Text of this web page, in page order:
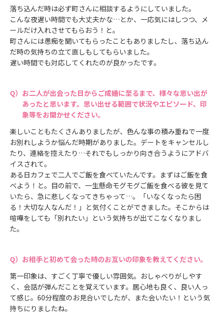
落ち込んだ時は必ず町さんに相談するようにしていました。
こんな夜遅い時間でも大丈夫かな…とか、一応気にはしつつ、メ
ールだけ入れさせてもらおう！と。
町さんには愚痴を聞いてもらったこともありましたし、落ち込ん
だ時の気持ちの立て直しもしてもらいました。
遅い時間でも対応してくれたのが良かったです。
お二人が出会った日からご成婚に至るまで、様々な思い出が
あったと思います。思い出せる範囲で状況やエピソード、印
象等をお聞かせください。
楽しいこともたくさんありましたが、色んな事の積み重ねで一度
お別れしようか悩んだ時期がありました。デートをキャンセルし
たり、連絡を控えたり…それでもしっかり向き合うようにアドバ
イスされて。
ある日カフェで二人でご飯を食べていたんです。まずはご飯を食
べよう！と。目の前で、一生懸命モグモグご飯を食べる彼を見て
いたら、急に悲しくなってきちゃって…。「いなくなったら困
る！大切な人なんだ！」と気付くことができました。そこからは
喧嘩をしても「別れたい」という気持ちが出てこなくなりまし
た。
お相手と初めて会った時のお互いの印象を教えてください。
第一印象は、すごく丁寧で優しい雰囲気。おしゃべりがしやす
く、会話が弾んだことを覚えています。居心地も良く、良い人っ
て感じ。60分程度のお見合いでしたが、また会いたい！という気
持ちにりましたね。